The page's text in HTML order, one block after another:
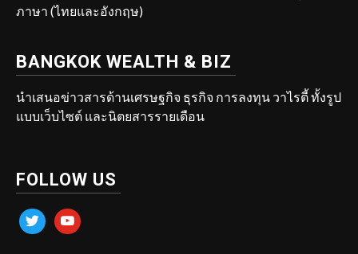
ภาษา (ไทยและอังกฤษ)
BANGKOK WEALTH & BIZ
นำเสนอข่าวสารด้านเศรษฐกิจ ธุรกิจ การลงทุน วาไรตี้ ทั้งรูป
แบบเว็บไซต์ และนิตยสารรายเดือน
FOLLOW US
twitter youtube